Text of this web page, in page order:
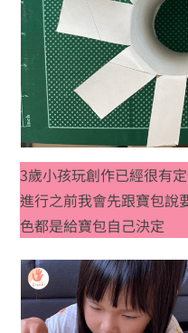
3歲小孩玩創作已經很有
進行之前我會先跟寶包說
色都是給寶包自己決定